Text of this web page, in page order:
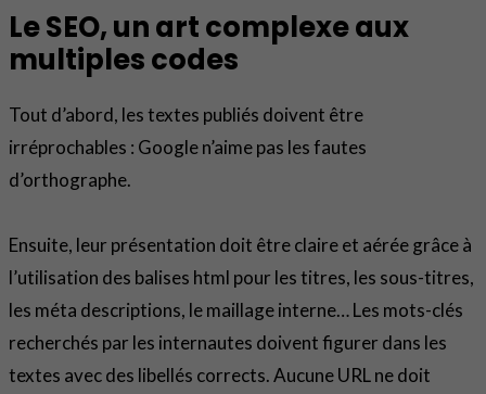
Le SEO, un art complexe aux
multiples codes
Tout d’abord, les textes publiés doivent être
irréprochables : Google n’aime pas les fautes
d’orthographe.
Ensuite, leur présentation doit être claire et aérée grâce à
l’utilisation des balises html pour les titres, les sous-titres,
les méta descriptions, le maillage interne… Les mots-clés
recherchés par les internautes doivent figurer dans les
textes avec des libellés corrects. Aucune URL ne doit